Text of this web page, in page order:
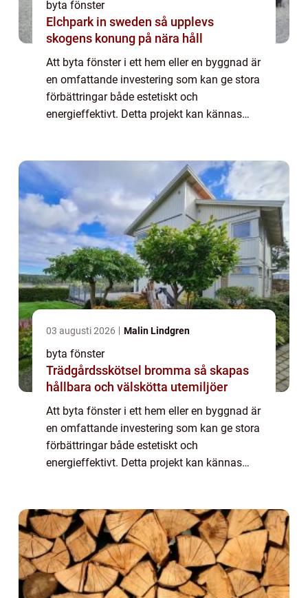
byta fönster
Elchpark in sweden så upplevs
skogens konung på nära håll
Att byta fönster i ett hem eller en byggnad är
en omfattande investering som kan ge stora
förbättringar både estetiskt och
energieffektivt. Detta projekt kan kännas
03 augusti 2026 Malin Lindgren
byta fönster
Trädgårdsskötsel bromma så skapas
hållbara och välskötta utemiljöer
Att byta fönster i ett hem eller en byggnad är
en omfattande investering som kan ge stora
förbättringar både estetiskt och
energieffektivt. Detta projekt kan kännas